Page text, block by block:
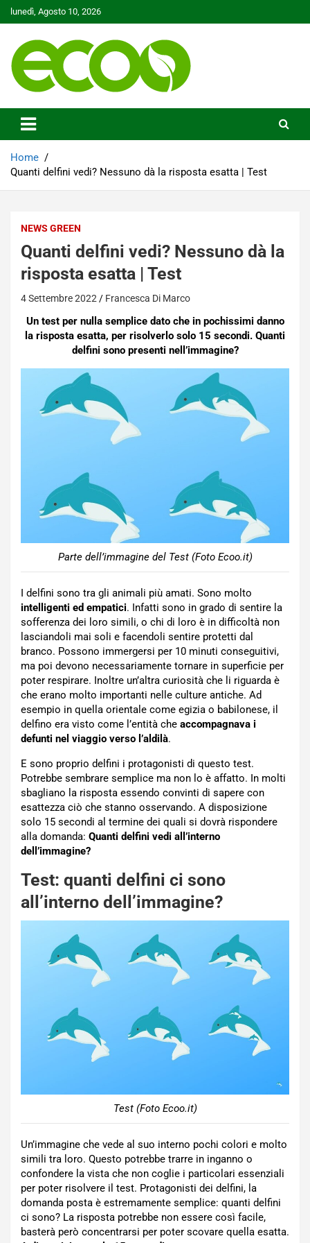
Skip
to
lunedì, Agosto 10, 2026
Ecoo.it
Home
Quanti delfini vedi? Nessuno dà la risposta esatta | Test
NEWS GREEN
Quanti delfini vedi? Nessuno dà la
risposta esatta | Test
4 Settembre 2022 Francesca Di Marco
Un test per nulla semplice dato che in pochissimi danno
la risposta esatta, per risolverlo solo 15 secondi. Quanti
delfini sono presenti nell’immagine?
Parte dell’immagine del Test (Foto Ecoo.it)
I delfini sono tra gli animali più amati. Sono molto
intelligenti ed empatici. Infatti sono in grado di sentire la
sofferenza dei loro simili, o chi di loro è in difficoltà non
lasciandoli mai soli e facendoli sentire protetti dal
branco. Possono immergersi per 10 minuti conseguitivi,
ma poi devono necessariamente tornare in superficie per
poter respirare. Inoltre un’altra curiosità che li riguarda è
che erano molto importanti nelle culture antiche. Ad
esempio in quella orientale come egizia o babilonese, il
delfino era visto come l’entità che accompagnava i
defunti nel viaggio verso l’aldilà.
E sono proprio delfini i protagonisti di questo test.
Potrebbe sembrare semplice ma non lo è affatto. In molti
sbagliano la risposta essendo convinti di sapere con
esattezza ciò che stanno osservando. A disposizione
solo 15 secondi al termine dei quali si dovrà rispondere
alla domanda: Quanti delfini vedi all’interno
dell’immagine?
Test: quanti delfini ci sono
all’interno dell’immagine?
Test (Foto Ecoo.it)
Un’immagine che vede al suo interno pochi colori e molto
simili tra loro. Questo potrebbe trarre in inganno o
confondere la vista che non coglie i particolari essenziali
per poter risolvere il test. Protagonisti dei delfini, la
domanda posta è estremamente semplice: quanti delfini
ci sono? La risposta potrebbe non essere così facile,
basterà però concentrarsi per poter scovare quella esatta.